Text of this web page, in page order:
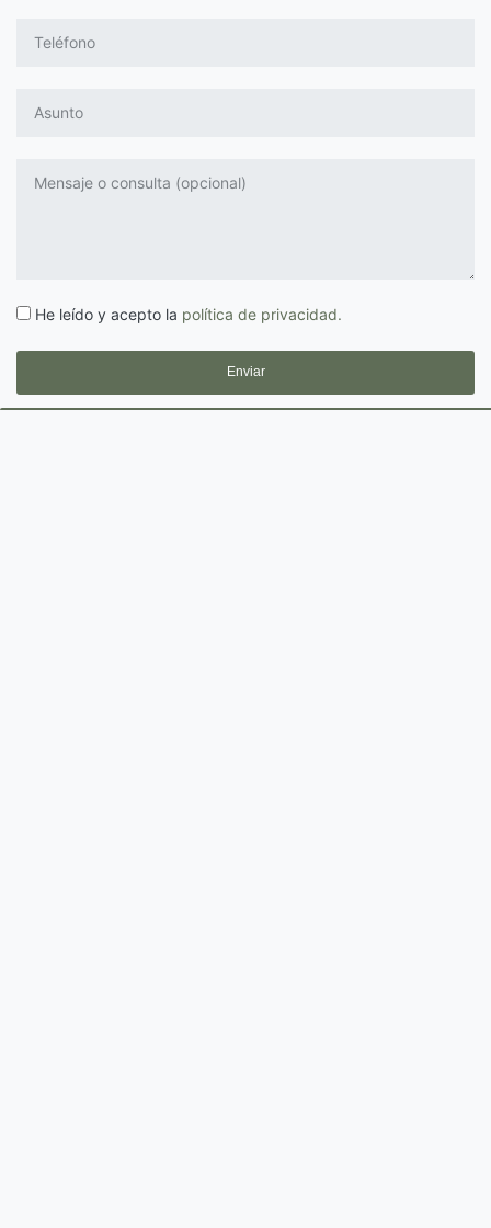
He leído y acepto la política de privacidad.
Enviar